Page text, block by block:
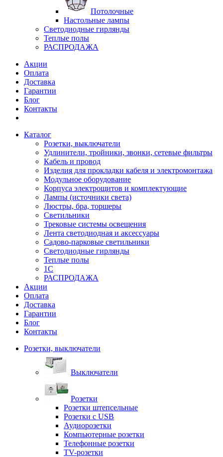
Потолочные
Настольные лампы
Светодиодные гирлянды
Теплые полы
РАСПРОДАЖА
Акции
Оплата
Доставка
Гарантии
Блог
Контакты
Каталог
Розетки, выключатели
Удлинители, тройники, звонки, сетевые фильтры
Кабель и провод
Изделия для прокладки кабеля и электромонтажа
Модульное оборудование
Корпуса электрощитов и комплектующие
Лампы (источники света)
Люстры, бра, торшеры
Светильники
Трековые системы освещения
Лента светодиодная и аксессуары
Садово-парковые светильники
Светодиодные гирлянды
Теплые полы
1С
РАСПРОДАЖА
Акции
Оплата
Доставка
Гарантии
Блог
Контакты
Розетки, выключатели
Выключатели
Розетки
Розетки штепсельные
Розетки с USB
Аудиорозетки
Компьютерные розетки
Телефонные розетки
TV-розетки